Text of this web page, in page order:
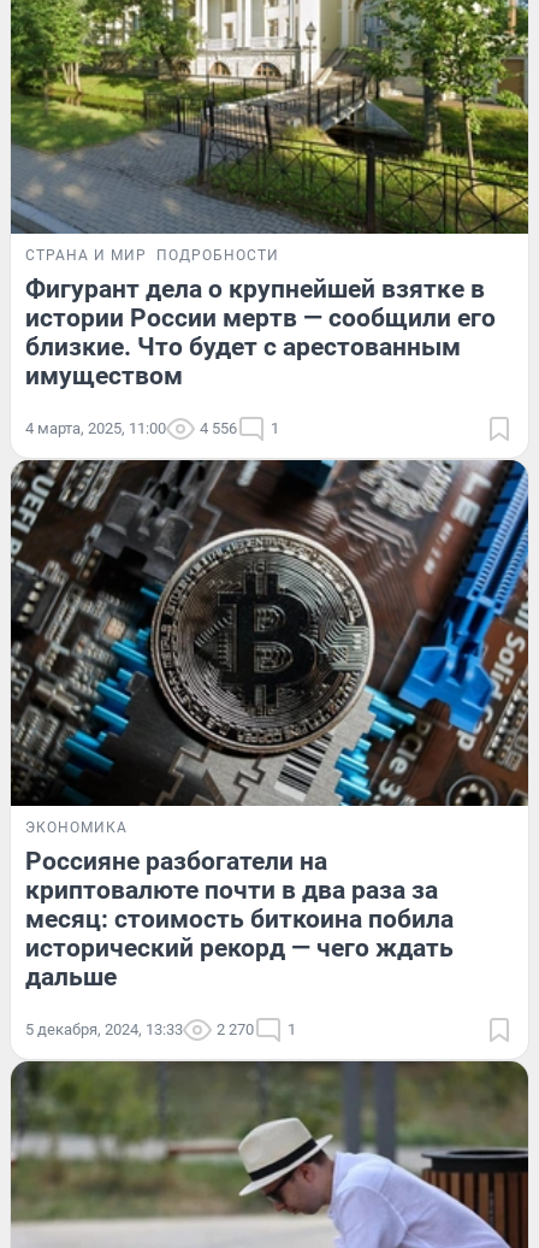
СТРАНА И МИР ПОДРОБНОСТИ
Фигурант дела о крупнейшей взятке в
истории России мертв — сообщили его
близкие. Что будет с арестованным
имуществом
4 марта, 2025, 11:00 4 556 1
ЭКОНОМИКА
Россияне разбогатели на
криптовалюте почти в два раза за
месяц: стоимость биткоина побила
исторический рекорд — чего ждать
дальше
5 декабря, 2024, 13:33 2 270 1